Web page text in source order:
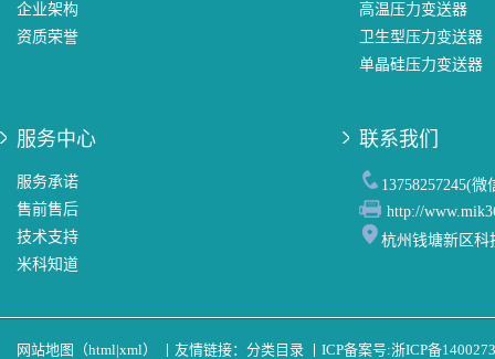
企业架构
资质荣誉
高温压力变送器
卫生型压力变送器
单晶硅压力变送器
服务中心
服务承诺
售前售后
技术支持
米科知道
联系我们
13758257245(微
http://
杭州钱塘新区科
网站地图（html|xml） 友情链接： 分类目录 ICP备案号:浙ICP备